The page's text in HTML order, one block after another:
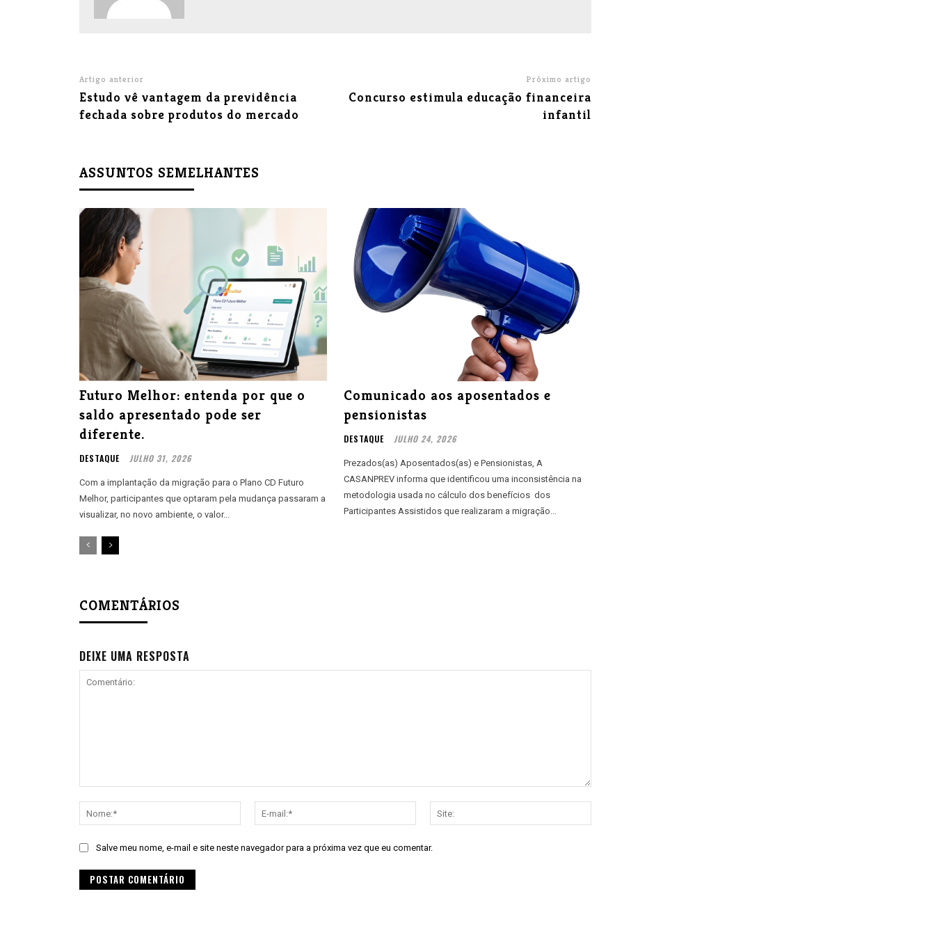
Artigo anterior
Estudo vê vantagem da previdência
fechada sobre produtos do mercado
Próximo artigo
Concurso estimula educação financeira
infantil
ASSUNTOS SEMELHANTES
Futuro Melhor: entenda por que o
saldo apresentado pode ser
diferente.
DESTAQUE JULHO 31, 2026
Com a implantação da migração para o Plano CD Futuro
Melhor, participantes que optaram pela mudança passaram a
visualizar, no novo ambiente, o valor...
Comunicado aos aposentados e
pensionistas
DESTAQUE JULHO 24, 2026
Prezados(as) Aposentados(as) e Pensionistas, A
CASANPREV informa que identificou uma inconsistência na
metodologia usada no cálculo dos benefícios dos
Participantes Assistidos que realizaram a migração...
COMENTÁRIOS
DEIXE UMA RESPOSTA
Nome:*
mail:*
Salve meu nome, e-mail e site neste navegador para a próxima vez que eu comentar.